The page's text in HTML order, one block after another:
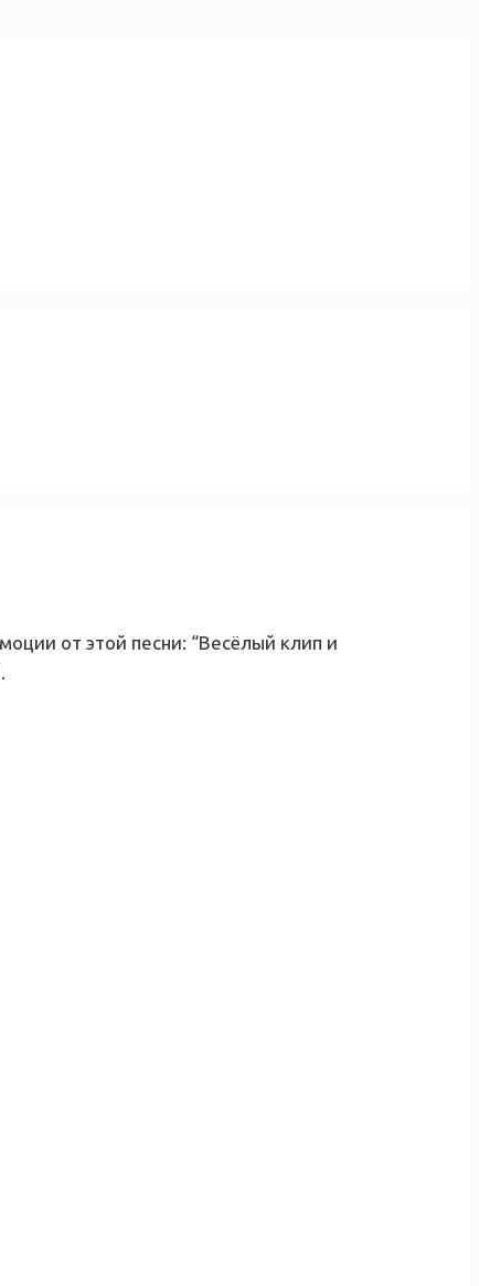
от этой песни: “Весёлый клип и